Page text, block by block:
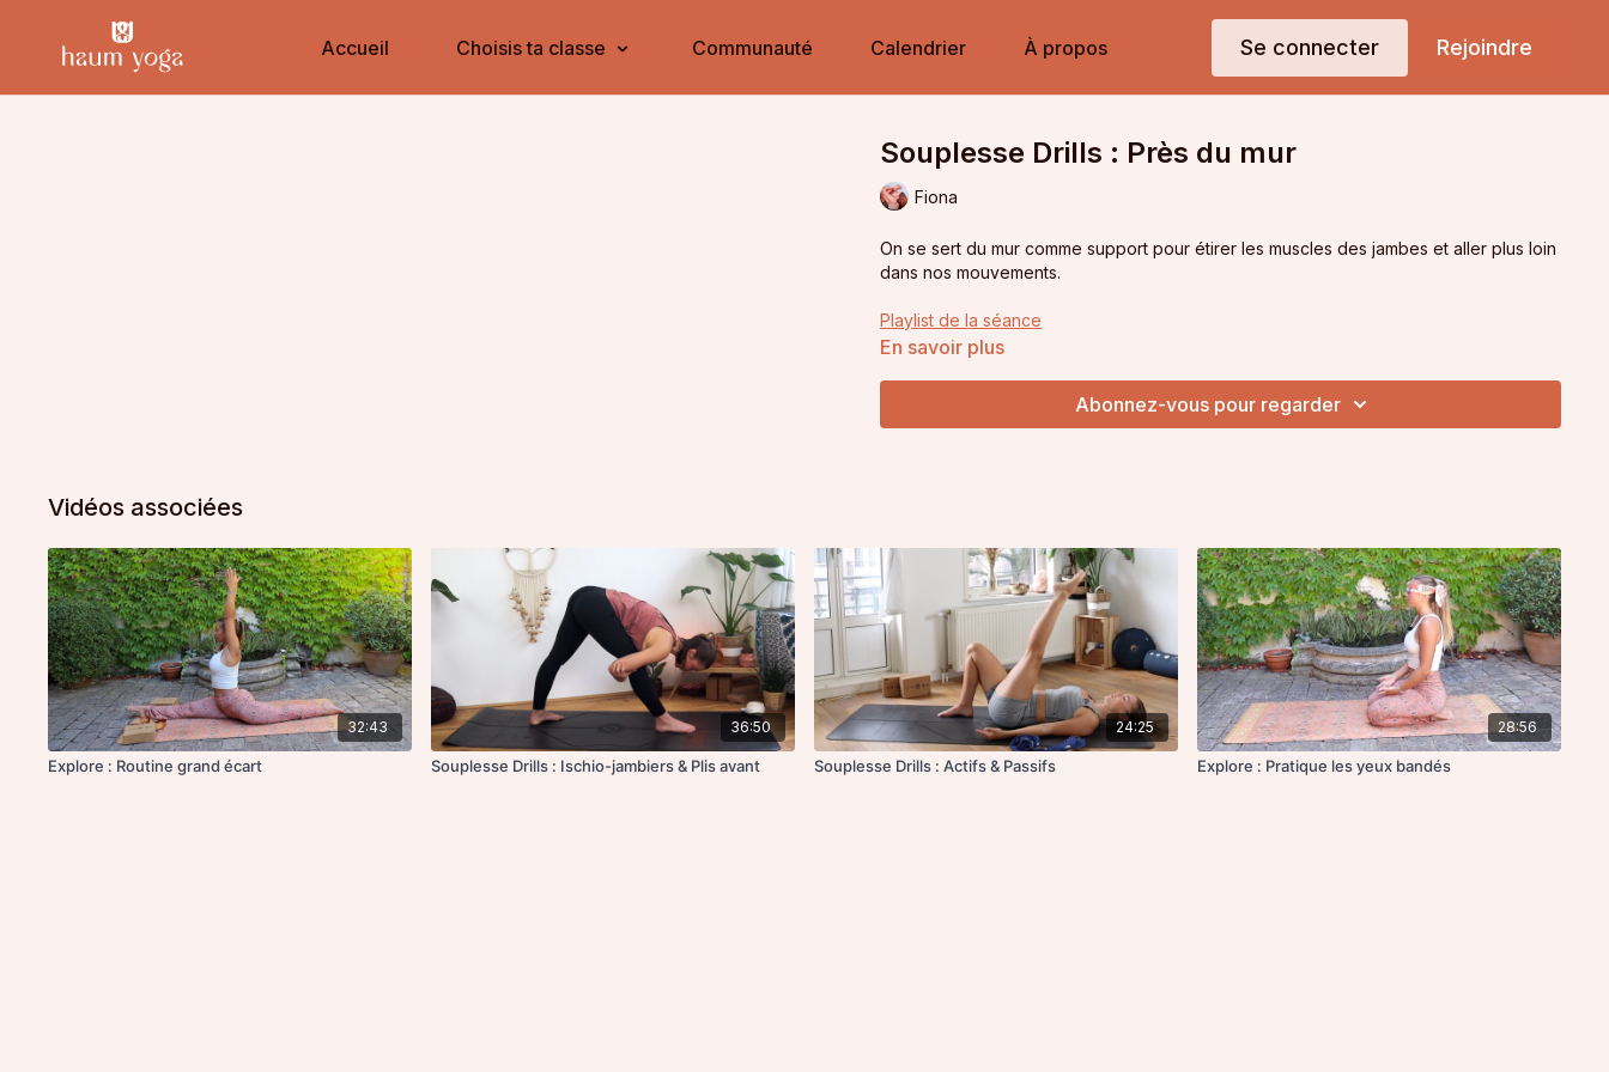
Accueil Choisis ta classe Communauté Calendrier À propos Se connecter Rejoindre
Souplesse Drills : Près du mur
Fiona
On se sert du mur comme support pour étirer les muscles des jambes et aller plus loin
dans nos mouvements.
Playlist de la séance
En savoir plus
Abonnez-vous pour regarder
Vidéos associées
32:43
Explore : Routine grand écart
36:50
Souplesse Drills : Ischio-jambiers & Plis avant
24:25
Souplesse Drills : Actifs & Passifs
28:56
Explore : Pratique les yeux bandés